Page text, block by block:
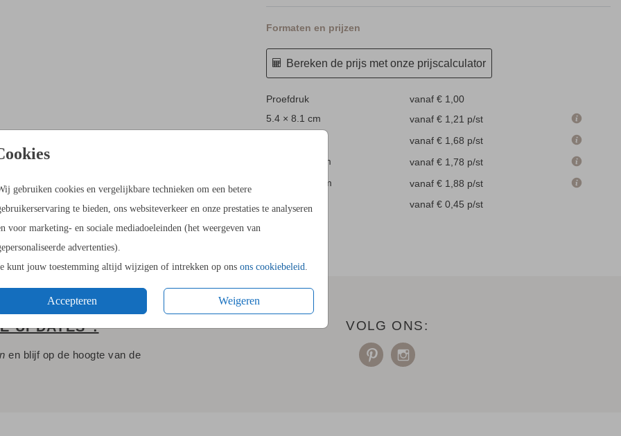
gebruiken cookies en vergelijkbare technieken om een betere
te bieden, ons websiteverkeer en onze prestaties te analyseren
voor marketing- en sociale mediadoeleinden (het weergeven van
advertenties).
kunt jouw toestemming altijd wijzigen of intrekken op ons ons cookiebeleid.
Accepteren Weigeren
Formaten en prijzen
Bereken de prijs met onze prijscalculator
Proefdruk
vanaf € 1,00
5.4 × 8.1 cm
vanaf € 1,21 p/st
vanaf € 1,68 p/st
11.4 × 17.1 cm
vanaf € 1,78 p/st
14.4 × 21.6 cm
vanaf € 1,88 p/st
Enveloppen
vanaf € 0,45 p/st
UPDATES"!
en blijf op de hoogte van de
VOLG ONS: